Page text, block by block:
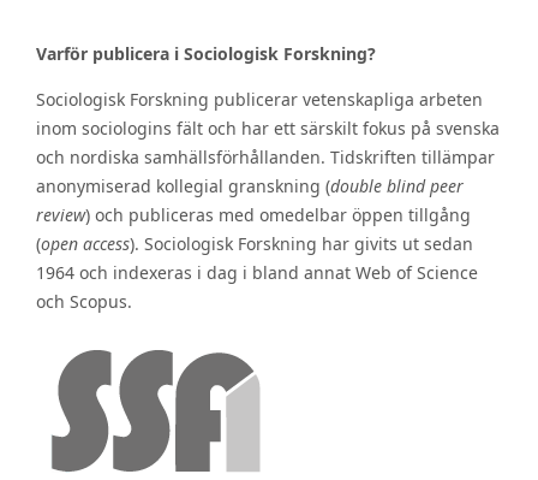
Varför publicera i Sociologisk Forskning?
Sociologisk Forskning publicerar vetenskapliga arbeten
inom sociologins fält och har ett särskilt fokus på svenska
och nordiska samhällsförhållanden. Tidskriften tillämpar
anonymiserad kollegial granskning (double blind peer
review) och publiceras med omedelbar öppen tillgång
(open access). Sociologisk Forskning har givits ut sedan
1964 och indexeras i dag i bland annat Web of Science
och Scopus.